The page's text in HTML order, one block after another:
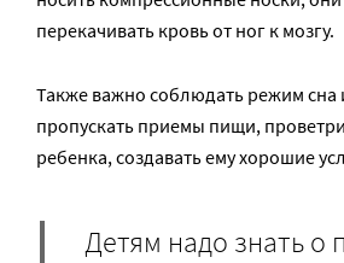
перекачивать кровь от ног к мозгу.
Также важно соблюдать режим сна
пропускать приемы пищи,
ребенка, создавать ему хорошие
Детям надо знать о